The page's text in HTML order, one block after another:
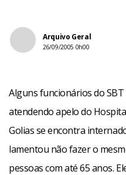
Arquivo Geral
26/09/2005 0h00
Alguns funcionários do
atendendo apelo do
Golias se encontra
lamentou não fazer o
pessoas com até 65 anos.